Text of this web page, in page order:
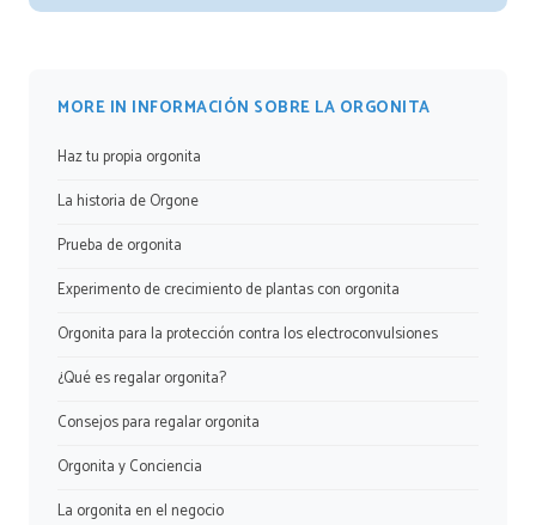
MORE IN INFORMACIÓN SOBRE LA ORGONITA
Haz tu propia orgonita
La historia de Orgone
Prueba de orgonita
Experimento de crecimiento de plantas con orgonita
Orgonita para la protección contra los electroconvulsiones
¿Qué es regalar orgonita?
Consejos para regalar orgonita
Orgonita y Conciencia
La orgonita en el negocio